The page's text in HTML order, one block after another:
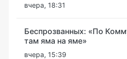
вчера, 18:31
Беспрозванных: «По
там яма на яме»
вчера, 15:39